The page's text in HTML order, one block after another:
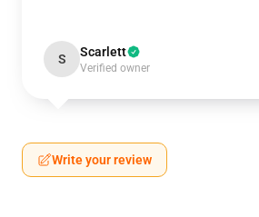
S Scarlett
Verified owner
Write your review